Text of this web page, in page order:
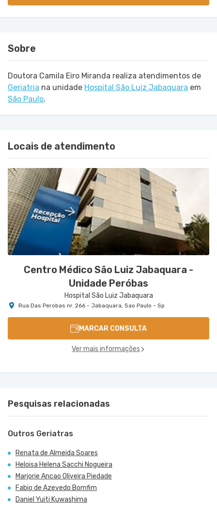
Sobre
Doutora Camila Eiro Miranda realiza atendimentos de
Geriatria na unidade Hospital São Luiz Jabaquara em
São Paulo.
Locais de atendimento
Centro Médico São Luiz Jabaquara -
Unidade Peróbas
Hospital São Luiz Jabaquara
Rua Das Perobas nr. 266 - Jabaquara, Sao Paulo - Sp
MARCAR CONSULTA
Ver mais informações
Pesquisas relacionadas
Outros Geriatras
Renata de Almeida Soares
Heloisa Helena Sacchi Nogueira
Marjorie Ancao Oliveira Piedade
Fabio de Azevedo Bomfim
Daniel Yuiti Kuwashima